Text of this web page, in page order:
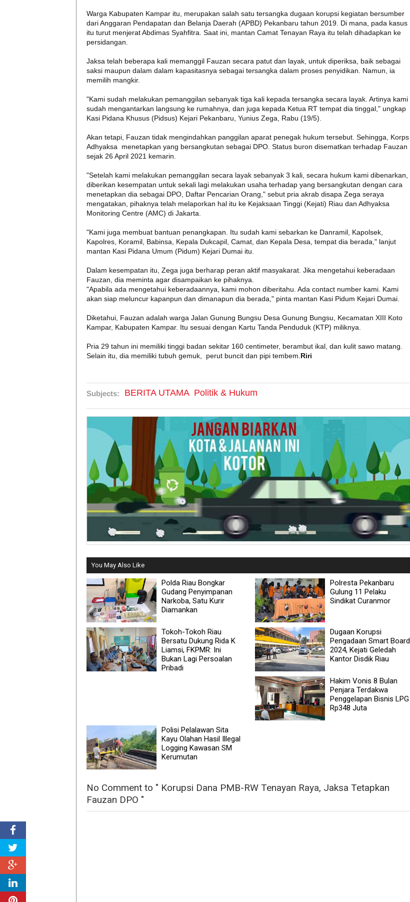
Warga Kabupaten Kampar itu, merupakan salah satu tersangka dugaan korupsi kegiatan bersumber
dari Anggaran Pendapatan dan Belanja Daerah (APBD) Pekanbaru tahun 2019. Di mana, pada kasus
itu turut menjerat Abdimas Syahfitra. Saat ini, mantan Camat Tenayan Raya itu telah dihadapkan ke
persidangan.
Jaksa telah beberapa kali memanggil Fauzan secara patut dan layak, untuk diperiksa, baik sebagai
saksi maupun dalam dalam kapasitasnya sebagai tersangka dalam proses penyidikan. Namun, ia
memilih mangkir.
"Kami sudah melakukan pemanggilan sebanyak tiga kali kepada tersangka secara layak. Artinya kami
sudah mengantarkan langsung ke rumahnya, dan juga kepada Ketua RT tempat dia tinggal," ungkap
Kasi Pidana Khusus (Pidsus) Kejari Pekanbaru, Yunius Zega, Rabu (19/5).
Akan tetapi, Fauzan tidak mengindahkan panggilan aparat penegak hukum tersebut. Sehingga, Korps
Adhyaksa menetapkan yang bersangkutan sebagai DPO. Status buron disematkan terhadap Fauzan
sejak 26 April 2021 kemarin.
"Setelah kami melakukan pemanggilan secara layak sebanyak 3 kali, secara hukum kami dibenarkan,
diberikan kesempatan untuk sekali lagi melakukan usaha terhadap yang bersangkutan dengan cara
menetapkan dia sebagai DPO, Daftar Pencarian Orang," sebut pria akrab disapa Zega seraya
mengatakan, pihaknya telah melaporkan hal itu ke Kejaksaan Tinggi (Kejati) Riau dan Adhyaksa
Monitoring Centre (AMC) di Jakarta.
"Kami juga membuat bantuan penangkapan. Itu sudah kami sebarkan ke Danramil, Kapolsek,
Kapolres, Koramil, Babinsa, Kepala Dukcapil, Camat, dan Kepala Desa, tempat dia berada," lanjut
mantan Kasi Pidana Umum (Pidum) Kejari Dumai itu.
Dalam kesempatan itu, Zega juga berharap peran aktif masyakarat. Jika mengetahui keberadaan
Fauzan, dia meminta agar disampaikan ke pihaknya.
"Apabila ada mengetahui keberadaannya, kami mohon diberitahu. Ada contact number kami. Kami
akan siap meluncur kapanpun dan dimanapun dia berada," pinta mantan Kasi Pidum Kejari Dumai.
Diketahui, Fauzan adalah warga Jalan Gunung Bungsu Desa Gunung Bungsu, Kecamatan XIII Koto
Kampar, Kabupaten Kampar. Itu sesuai dengan Kartu Tanda Penduduk (KTP) miliknya.
Pria 29 tahun ini memiliki tinggi badan sekitar 160 centimeter, berambut ikal, dan kulit sawo matang.
Selain itu, dia memiliki tubuh gemuk, perut buncit dan pipi tembem. Riri
Subjects: BERITA UTAMA Politik & Hukum
You May Also Like
Polda Riau Bongkar
Gudang Penyimpanan
Narkoba, Satu Kurir
Diamankan
Polresta Pekanbaru
Gulung 11 Pelaku
Sindikat Curanmor
Tokoh-Tokoh Riau
Bersatu Dukung Rida K
Liamsi, FKPMR: Ini
Bukan Lagi Persoalan
Pribadi
Dugaan Korupsi
Pengadaan Smart Board
2024, Kejati Geledah
Kantor Disdik Riau
Hakim Vonis 8 Bulan
Penjara Terdakwa
Penggelapan Bisnis LPG
Rp348 Juta
Polisi Pelalawan Sita
Kayu Olahan Hasil Illegal
Logging Kawasan SM
Kerumutan
No Comment to " Korupsi Dana PMB-RW Tenayan Raya, Jaksa Tetapkan
Fauzan DPO "